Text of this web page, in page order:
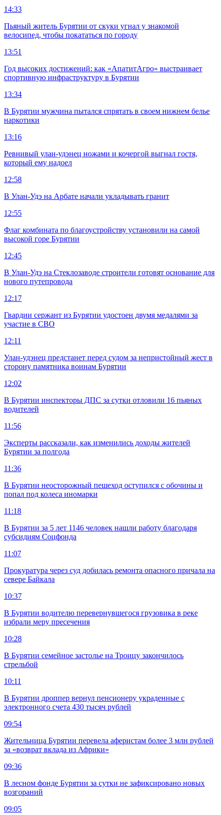
14:33
Пьяный житель Бурятии от скуки угнал у знакомой
велосипед, чтобы покататься по городу
13:51
Год высоких достижений: как «АпатитАгро» выстраивает
спортивную инфраструктуру в Бурятии
13:34
В Бурятии мужчина пытался спрятать в своем нижнем белье
наркотики
13:16
Ревнивый улан-удэнец ножами и кочергой выгнал гостя,
который ему надоел
12:58
В Улан-Удэ на Арбате начали укладывать гранит
12:55
Флаг комбината по благоустройству установили на самой
высокой горе Бурятии
12:45
В Улан-Удэ на Стеклозаводе строители готовят основание для
нового путепровода
12:17
Гвардии сержант из Бурятии удостоен двумя медалями за
участие в СВО
12:11
Улан-удэнец предстанет перед судом за непристойный жест в
сторону памятника воинам Бурятии
12:02
В Бурятии инспекторы ДПС за сутки отловили 16 пьяных
водителей
11:56
Эксперты рассказали, как изменились доходы жителей
Бурятии за полгода
11:36
В Бурятии неосторожный пешеход оступился с обочины и
попал под колеса иномарки
11:18
В Бурятии за 5 лет 1146 человек нашли работу благодаря
субсидиям Соцфонда
11:07
Прокуратура через суд добилась ремонта опасного причала на
севере Байкала
10:37
В Бурятии водителю перевернувшегося грузовика в реке
избрали меру пресечения
10:28
В Бурятии семейное застолье на Троицу закончилось
стрельбой
10:11
В Бурятии дроппер вернул пенсионеру украденные с
электронного счета 430 тысяч рублей
09:54
Жительница Бурятии перевела аферистам более 3 млн рублей
за «возврат вклада из Африки»
09:36
В лесном фонде Бурятии за сутки не зафиксировано новых
возгораний
09:05